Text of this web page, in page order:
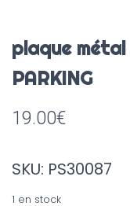
plaque métal
PARKING
19.00€
SKU: PS30087
1 en stock